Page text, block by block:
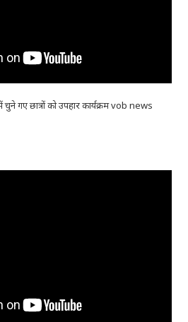
में चुने गए छात्रों को उपहार कार्यक्रम vob news